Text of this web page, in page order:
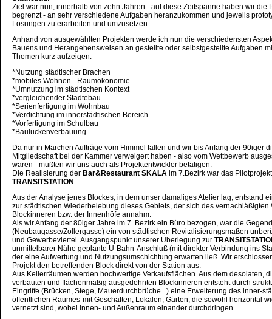
Ziel war nun, innerhalb von zehn Jahren - auf diese Zeitspanne haben wir die
begrenzt - an sehr verschiedene Aufgaben heranzukommen und jeweils
Lösungen zu erarbeiten und umzusetzen.
Anhand von ausgewählten Projekten werde ich nun die verschiedensten
Bauens und Herangehensweisen an gestellte oder selbstgestellte Aufgaben
Themen kurz aufzeigen:
*Nutzung städtischer Brachen
*mobiles Wohnen - Raumökonomie
*Umnutzung im städtischen Kontext
*vergleichender Städtebau
*Serienfertigung im Wohnbau
*Verdichtung im innerstädtischen Bereich
*Vorfertigung im Schulbau
*Baulückenverbauung
Da nur in Märchen Aufträge vom Himmel fallen und wir bis Anfang der 90iger
Mitgliedschaft bei der Kammer verweigert haben - also vom Wettbewerb
waren - mußten wir uns auch als Projektentwickler betätigen:
Die Realisierung der Bar&Restaurant SKALA im 7.Bezirk war das
TRANSITSTATION :
Aus der Analyse jenes Blockes, in dem unser damaliges Atelier lag, entstand
zur städtischen Wiederbelebung dieses Gebiets, der sich des vernachläßigten
Blockinneren bzw. der Innenhöfe annahm.
Als wir Anfang der 80iger Jahre im 7. Bezirk ein Büro bezogen, war die Gegend
(Neubaugasse/Zollergasse) ein von städtischen Revitalisierungsmaßen
und Gewerbeviertel. Ausgangspunkt unserer Überlegung zur
unmittelbarer Nähe geplante U-Bahn-Anschluß (mit direkter Verbindung ins
der eine Aufwertung und Nutzungsumschichtung erwarten ließ. Wir
Projekt den betreffenden Block direkt von der Station aus:
Aus Kellerräumen werden hochwertige Verkaufsflächen. Aus dem desolaten,
verbauten und flächenmäßig ausgedehnten Blockinneren entsteht durch
Eingriffe (Brücken, Stege, Mauerdurchbrüche...) eine Erweiterung des inner-
öffentlichen Raumes-mit Geschäften, Lokalen, Gärten, die sowohl horizontal
vernetzt sind, wobei Innen- und Außenraum einander durchdringen.